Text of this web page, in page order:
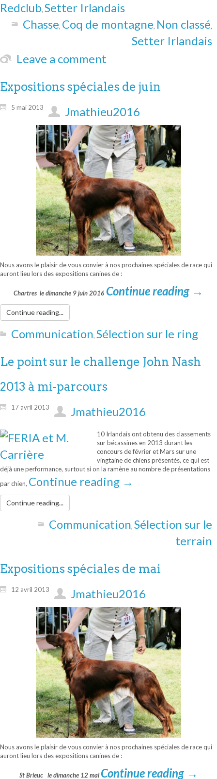
Redclub, Setter Irlandais
Chasse, Coq de montagne, Non classé,
Setter Irlandais
Leave a comment
Expositions spéciales de juin
5 mai 2013 Jmathieu2016
Nous avons le plaisir de vous convier à nos prochaines spéciales de race qui
auront lieu lors des expositions canines de :
Chartres le dimanche 9 juin 2016 Continue reading →
Continue reading...
Communication, Sélection sur le ring
Le point sur le challenge John Nash
2013 à mi-parcours
17 avril 2013 Jmathieu2016
10 Irlandais ont obtenu des classements
sur bécassines en 2013 durant les
concours de février et Mars sur une
vingtaine de chiens présentés, ce qui est
déjà une performance, surtout si on la ramène au nombre de présentations
par chien, Continue reading →
Continue reading...
Communication, Sélection sur le
terrain
Expositions spéciales de mai
12 avril 2013 Jmathieu2016
Nous avons le plaisir de vous convier à nos prochaines spéciales de race qui
auront lieu lors des expositions canines de :
St Brieuc le dimanche 12 mai Continue reading →